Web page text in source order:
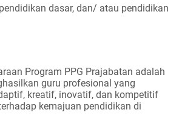
dasar, dan/ atau pendidikan
Program PPG Prajabatan adalah
guru profesional yang
kreatif, inovatif, dan kompetitif
kemajuan pendidikan di